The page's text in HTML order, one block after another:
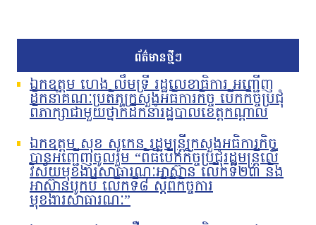
ព័ត៌មានថ្មីៗ
ឯកឧត្តម ហេង លឹមទ្រី រដ្ឋលេខាធិការ អញ្ជើញ
ដឹកនាំគណៈប្រតិភូក្រសួងអធិការកិច្ច បើកកិច្ចប្រជុំ
ពិភាក្សាជាមួយថ្នាក់ដឹកនាំរដ្ឋបាលខេត្តកណ្តាល
ឯកឧត្តម សុខ សូកេន រដ្ឋមន្រ្តីក្រសួងអធិការកិច្ច
បានអញ្ជើញចូលរួម “ពិធីបើកកិច្ចប្រជុំរដ្ឋមន្ត្រីលើ
វិស័យមុខងារសាធារណៈអាស៊ាន លើកទី២៣ និង
អាស៊ានបូកបី លើកទី៨ ស្តីពីកិច្ចការ
មុខងារសាធារណៈ”